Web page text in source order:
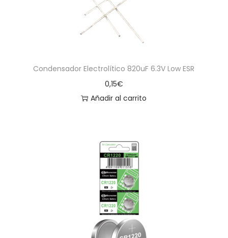
Condensador Electrolítico 820uF 6.3V Low ESR
0,15€
Añadir al carrito